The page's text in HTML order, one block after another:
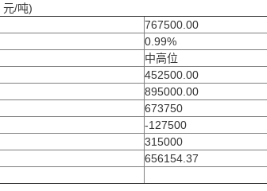
/吨)
767500.00
0.99%
中高位
452500.00
895000.00
673750
-127500
315000
656154.37